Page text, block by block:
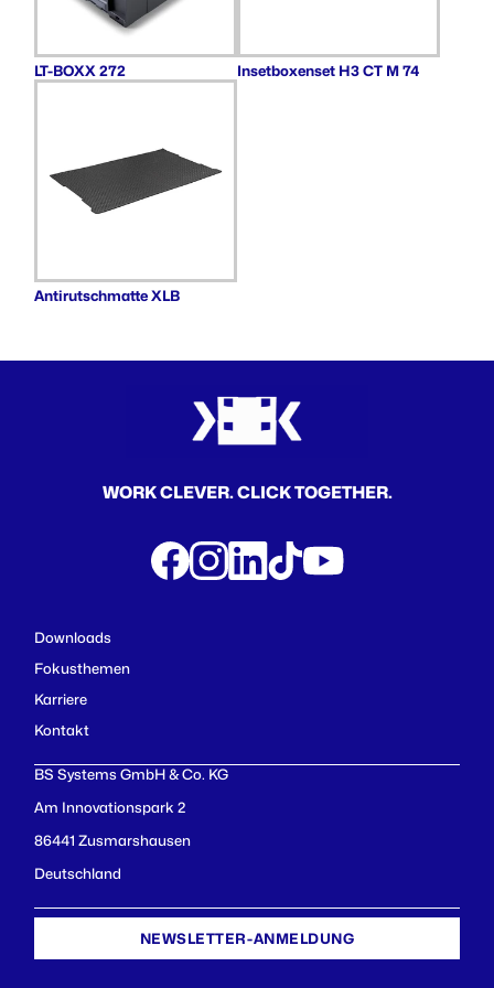
LT-BOXX 272 Insetboxenset H3 CT M 74
Antirutschmatte XLB
WORK CLEVER. CLICK TOGETHER.
Downloads
Fokusthemen
Karriere
Kontakt
BS Systems GmbH & Co. KG
Am Innovationspark 2
86441 Zusmarshausen
Deutschland
NEWSLETTER-ANMELDUNG